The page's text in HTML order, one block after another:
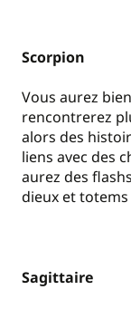
Scorpion
Vous aurez
rencontrerez
alors des
liens avec des
aurez des
dieux et
Sagittaire